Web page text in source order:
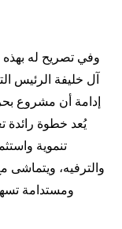
وفي تصريح له بهذه
آل خليفة الرئيس
إدامة أن مشروع
يُعد خطوة رائدة
تنموية
والترفيه،
ومستدامة